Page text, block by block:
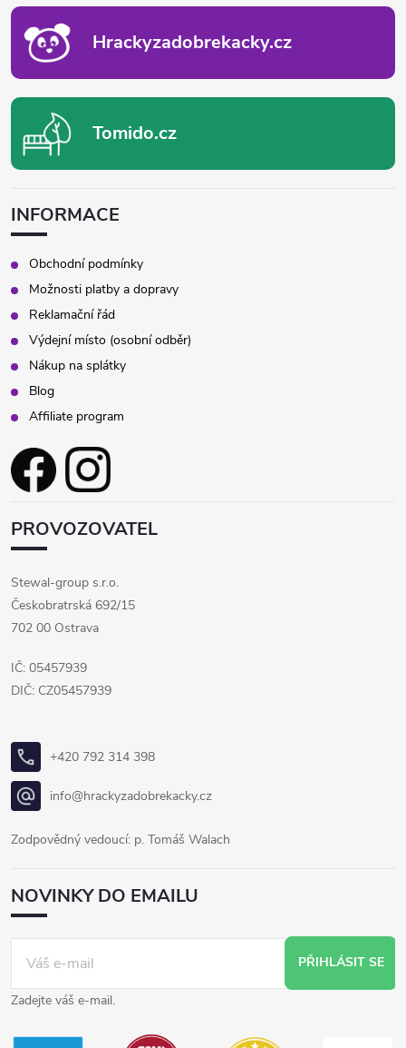
Hrackyzadobrekacky.cz
Tomido.cz
INFORMACE
Obchodní podmínky
Možnosti platby a dopravy
Reklamační řád
Výdejní místo (osobní odběr)
Nákup na splátky
Blog
Affiliate program
PROVOZOVATEL
Stewal-group s.r.o.
Českobratrská 692/15
702 00 Ostrava
IČ: 05457939
DIČ: CZ05457939
+420 792 314 398
info@hrackyzadobrekacky.cz
Zodpovědný vedoucí: p. Tomáš Walach
NOVINKY DO EMAILU
PŘIHLÁSIT SE
Zadejte váš e-mail.